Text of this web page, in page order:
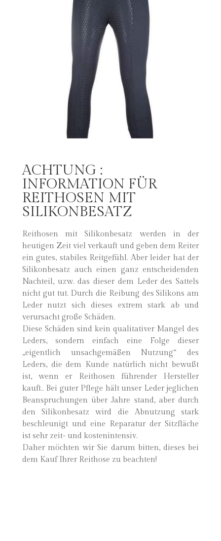
ACHTUNG :
INFORMATION FÜR
REITHOSEN MIT
SILIKONBESATZ
Reithosen mit Silikonbesatz werden in der
heutigen Zeit viel verkauft und geben dem Reiter
ein gutes, stabiles Reitgefühl. Aber leider hat der
Silikonbesatz auch einen ganz entscheidenden
Nachteil, uzw. das dieser dem Leder des Sattels
nicht gut tut. Durch die Reibung des Silikons am
Leder nutzt sich dieses extrem stark ab und
verursacht große Schäden.
Diese Schäden sind kein qualitativer Mangel des
Leders, sondern einfach eine Folge dieser
„eigentlich unsachgemäßen Nutzung“ des
Leders, die dem Kunde natürlich nicht bewußt
ist, wenn er Reithosen führender Hersteller
kauft.. Bei guter Pflege hält unser Leder jeglichen
Beanspruchungen über Jahre stand, aber durch
den Silikonbesatz wird die Abnutzung stark
beschleunigt und eine Reparatur der Sitzfläche
ist sehr zeit- und kostenintensiv.
Daher möchten wir Sie darum bitten, dieses bei
dem Kauf Ihrer Reithose zu beachten!